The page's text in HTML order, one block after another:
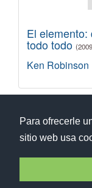
Para ofrecerle
sitio web usa
El
todo todo
Ken Robinson